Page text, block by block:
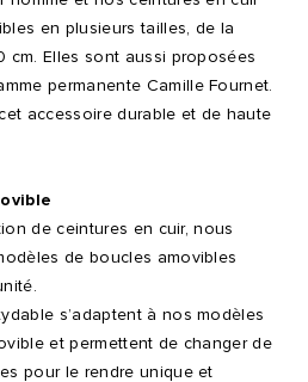
en plusieurs tailles, de la
cm. Elles sont aussi proposées
permanente Camille Fournet.
accessoire durable et de haute
de ceintures en cuir, nous
de boucles amovibles
s’adaptent à nos modèles
et permettent de changer de
pour le rendre unique et